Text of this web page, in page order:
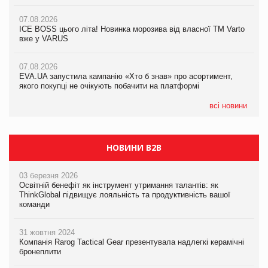
07.08.2026
ICE BOSS цього літа! Новинка морозива від власної ТМ Varto
вже у VARUS
07.08.2026
EVA.UA запустила кампанію «Хто б знав» про асортимент,
якого покупці не очікують побачити на платформі
всі новини
06.08.2026
Смачна новинка для хвостатих: у VARUS з’явилися паучі
05.08.2026
Мережа супермаркетів VARUS купує мережу магазинів
Продажі Hugo Boss впали на 9%
НОВИНИ B2B
03 березня 2026
Освітній бенефіт як інструмент утримання талантів: як
ThinkGlobal підвищує лояльність та продуктивність вашої
команди
31 жовтня 2024
Компанія Rarog Tactical Gear презентувала надлегкі керамічні
бронеплити